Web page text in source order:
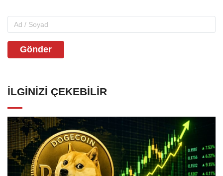
Gönder
İLGINIZI ÇEKEBILIR